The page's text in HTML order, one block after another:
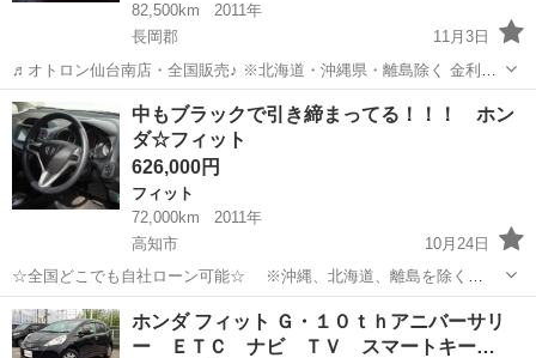
82,500km
2011年
長岡郡
11月3日
♬オトロン仙台南店・全国販売♪ ※北海道・沖縄県・離島除く 金利
0％!!!(^.^)/~~~ ＼今すぐ問合せよう／ 👍Bluetooth👍 ☆ フィット
Ｇ １０ｔｈアニバーサリー...
高知 フィット オトロン
中もブラックで引き締まってる！！！ ホン
ダ☆フィット
626,000円
フィット
72,000km
2011年
高知市
10月24日
☆全国どこでも自社ローン可能☆ ※沖縄、北海道、離島を除く
https://www.otoron.jp/lists/detail?carno=028545 ※全車両、納車時2年
車検付き 自己破産、債務整理の...
高知 高知市 フィット オトロン
ホンダ フィット Ｇ・１０ｔｈアニバーサリ
ー ＥＴＣ ナビ ＴＶ スマートキー…